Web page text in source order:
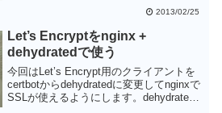
2013/02/25
Let’s Encryptをnginx +
dehydratedで使う
今回はLet’s Encrypt用のクライアントを
certbotからdehydratedに変更してnginxで
SSLが使えるようにします。dehydrated